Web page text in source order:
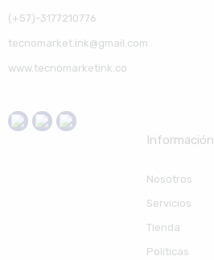
(+57)-3177210776
tecnomarket.ink@gmail.com
www.tecnomarketink.co
Información
Nosotros
Servicios
Tienda
Políticas